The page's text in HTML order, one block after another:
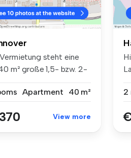
steht eine
m² große 1,5- bzw. 2-
Apartment 40 m²
View more
2